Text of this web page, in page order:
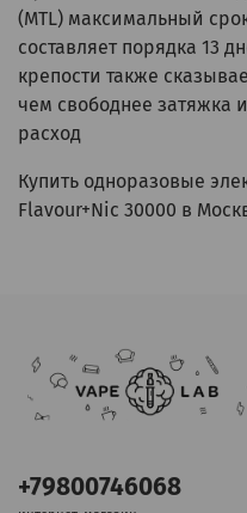
(MTL) максимальный
составляет порядка 13
крепости также
чем свободнее затяжка
расход
Купить одноразовые
Flavour+Nic 30000 в
+79800746068